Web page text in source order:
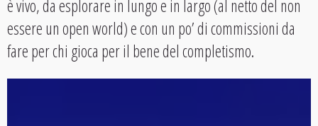
è vivo, da esplorare in lungo e in largo (al netto del non
essere un open world) e con un po’ di commissioni da
fare per chi gioca per il bene del completismo.